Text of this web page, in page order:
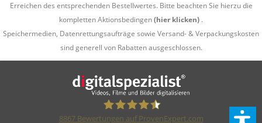
Erreichen des entsprechenden Bestellwertes. Bitte beachten Sie hierzu die
kompletten Aktionsbedingen(hier klicken) .
Speichermedien, Datenrettungsaufträge sowie Versand- & Verpackungskosten
sind generell von Rabatten ausgeschlossen.
8867Bewertungen auf ProvenExpert.com